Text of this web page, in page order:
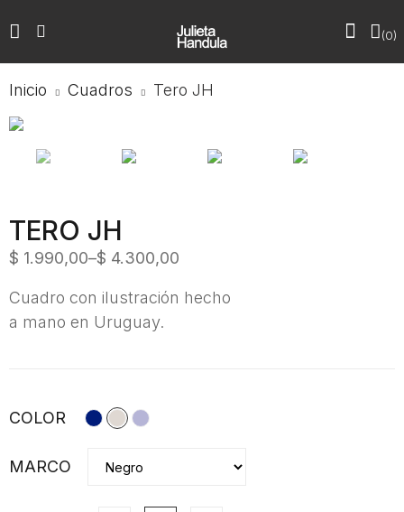
0
Inicio Cuadros Tero JH
TERO JH
$ 1.990,00–$ 4.300,00
Cuadro con ilustración hecho
a mano en Uruguay.
COLOR
MARCO